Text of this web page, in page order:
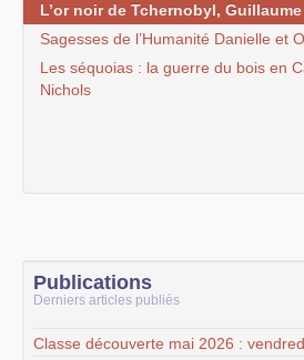
L’or noir de Tchernobyl,
Sagesses de l’Humanité Danielle et
Les séquoias : la guerre du bois en
Nichols
Publications
Derniers articles publiés
Classe découverte mai 2026 :